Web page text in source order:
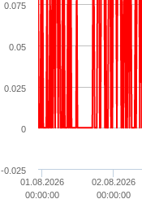
01.08.2026
00:00:00
02.08.2026
00:00:00
-0.025
0
0.025
0.05
0.075